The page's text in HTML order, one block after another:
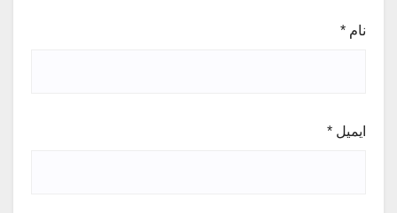
نام *
ایمیل *